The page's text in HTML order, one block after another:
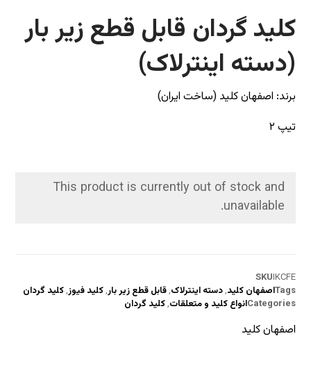
کلید گردان قابل قطع زیر بار
(دسته اینترلاک)
برند: اصفهان کلید (ساخت ایران)
تیپ ۲
This product is currently out of stock and
unavailable.
SKUIKCFE
Tagsاصفهان کلید,دسته اینترلاک,قابل قطع زیر بار,کلید فیوز,کلید گردان
Categoriesانواع کلید و متعلقات,کلید گردان
اصفهان کلید